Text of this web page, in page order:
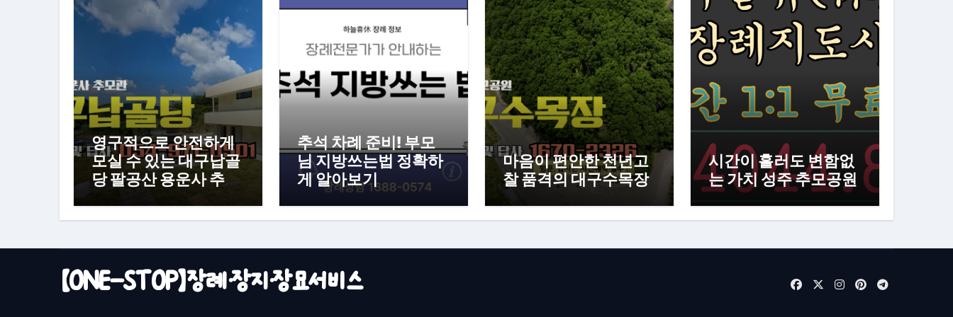
영구적으로 안전하게
모실 수 있는 대구납골
당 팔공산 용운사 추모
추석 차례 준비! 부모
님 지방쓰는법 정확하
게 알아보기
마음이 편안한 천년고
찰 품격의 대구수목장
시간이 흘러도 변함없
는 가치 성주 추모공원
【ONE-STOP】장례·장지·장묘서비스